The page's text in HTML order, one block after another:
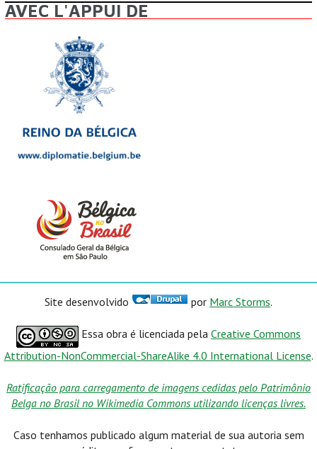
AVEC L'APPUI DE
Site desenvolvido por Marc Storms.
Essa obra é licenciada pela Creative Commons
Attribution-NonCommercial-ShareAlike 4.0 International License.
Ratificação para carregamento de imagens cedidas pelo Patrimônio
Belga no Brasil no Wikimedia Commons utilizando licenças livres.
Caso tenhamos publicado algum material de sua autoria sem